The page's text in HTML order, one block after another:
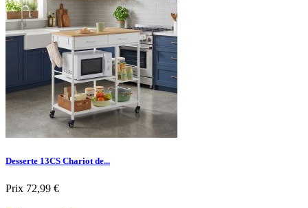
Desserte 13CS Chariot de...
Prix 72,99 €